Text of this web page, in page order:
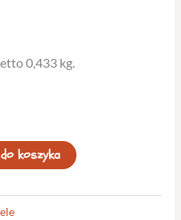
0,433 kg.
koszyka